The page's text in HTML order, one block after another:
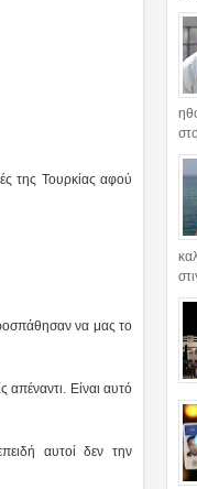
της Τουρκίας αφού
να μας το
Είναι αυτό
αυτοί δεν την